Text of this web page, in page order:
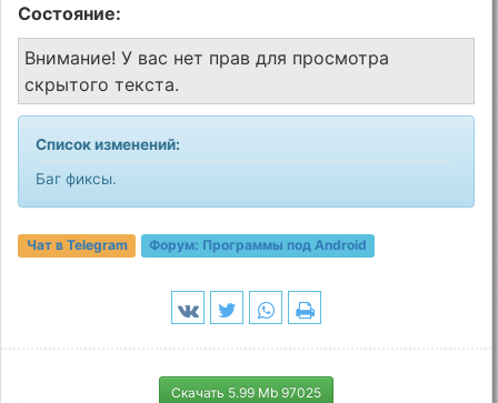
Состояние:
Внимание! У вас нет прав для просмотра
скрытого текста.
Список изменений:
Баг фиксы.
Чат в Telegram Форум: Программы под Android
Скачать 5.99 Mb 97025